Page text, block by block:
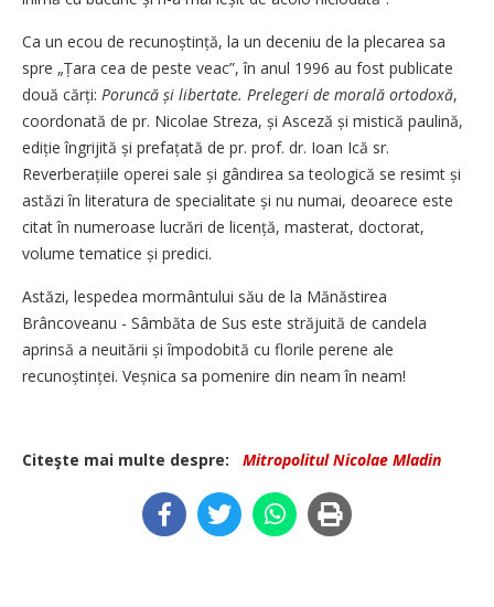
Ca un ecou de recunoștință, la un deceniu de la plecarea sa
spre „Țara cea de peste veac”, în anul 1996 au fost publicate
două cărți: Poruncă și libertate. Prelegeri de morală ortodoxă,
coordonată de pr. Nicolae Streza, și Asceză și mistică paulină,
ediție îngrijită și prefațată de pr. prof. dr. Ioan Ică sr.
Reverberațiile operei sale și gândirea sa teologică se resimt și
astăzi în literatura de specialitate și nu numai, deoarece este
citat în numeroase lucrări de licență, masterat, doctorat,
volume tematice și predici.
Astăzi, lespedea mormântului său de la Mănăstirea
Brâncoveanu - Sâmbăta de Sus este străjuită de candela
aprinsă a neuitării și împodobită cu florile perene ale
recunoștinței. Veșnica sa pomenire din neam în neam!
Citeşte mai multe despre: Mitropolitul Nicolae Mladin